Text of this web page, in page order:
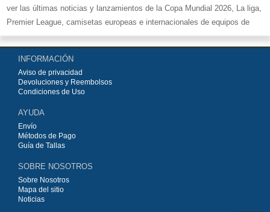
ver las últimas noticias y lanzamientos de la Copa Mundial 2026, La liga,
Premier League, camisetas europeas e internacionales de equipos de
fútbol y kits.
Comprecamisetas de fútbol baratas replicasen la tienda deportiva
más grande de Europa. ¡Grandes ofertas en todas las camisetas del club
de fútbol, ​​kits europeos e internacionales, todo a los precios más bajos!
Compre nuestra gran selección de
INFORMACIÓN
Aviso de privacidad
Devoluciones y Reembolsos
Condiciones de Uso
AYUDA
Envío
Métodos de Pago
Guía de Tallas
SOBRE NOSOTROS
Sobre Nosotros
Mapa del sitio
Noticias